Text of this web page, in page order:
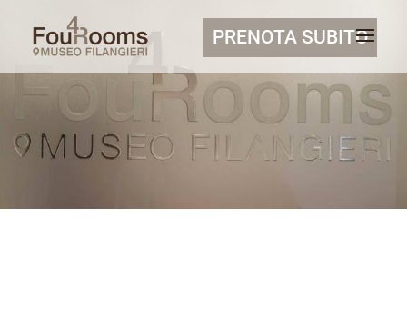
PRENOTA SUBITO